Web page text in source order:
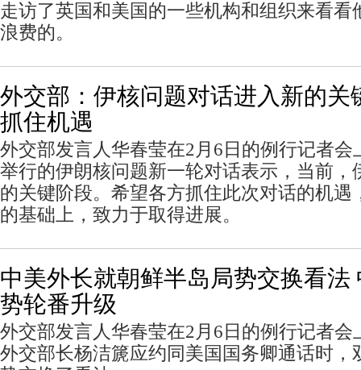
走访了英国和美国的一些机构和组织来看看
浪费的。
外交部：伊核问题对话进入新的关
抓住机遇
外交部发言人华春莹在2月6日的例行记者会
举行的伊朗核问题新一轮对话表示，当前，
的关键阶段。希望各方抓住此次对话的机遇
的基础上，致力于取得进展。
中美外长就朝鲜半岛局势交换看法
势轮番升级
外交部发言人华春莹在2月6日的例行记者会
外交部长杨洁篪应约同美国国务卿通话时，